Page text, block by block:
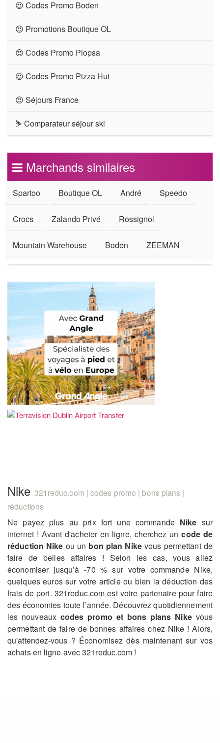
😍 Codes Promo Boden
😍 Promotions Boutique OL
😍 Codes Promo Plopsa
😍 Codes Promo Pizza Hut
😍 Séjours France
⛷ Comparateur séjour ski
Marchands similaires
Spartoo Boutique OL André Speedo
Crocs Zalando Privé Rossignol
Mountain Warehouse Boden ZEEMAN
Nike 321reduc.com | codes promo | bons plans |
réductions
Ne payez plus au prix fort une commande Nike sur
internet ! Avant d'acheter en ligne, cherchez uncode de
réduction Nike ou un bon plan Nikevous permettant de
faire de belles affaires ! Selon les cas, vous allez
économiser jusqu’à -70 % sur votre commande Nike,
quelques euros sur votre article ou bien la déduction des
frais de port. 321reduc.com est votre partenaire pour faire
des économies toute l’année. Découvrez quotidiennement
les nouveaux codes promo et bons plans Nikevous
permettant de faire de bonnes affaires chez Nike ! Alors,
qu'attendez-vous ? Économisez dès maintenant sur vos
achats en ligne avec 321reduc.com !